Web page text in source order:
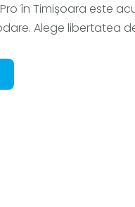
în Timișoara este
Alege libertatea